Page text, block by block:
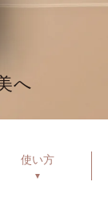
へ
使い方
▼